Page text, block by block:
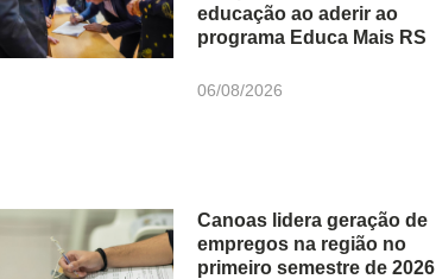
educação ao aderir ao
programa Educa Mais RS
06/08/2026
Canoas lidera geração de
empregos na região no
primeiro semestre de 2026